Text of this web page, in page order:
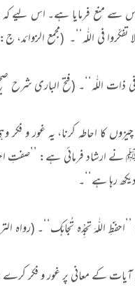
اس سے منع فرمایا ہے۔ اس لیے
کا احاطہ کرنا، یہ غور و
ارشاد فرمائی ہے: ’’صفتِ
رہا ہے‘‘۔
تجِدْہ تُجاہَک‘‘۔ (رواہ
آیات کے معانی پر غور و فکر